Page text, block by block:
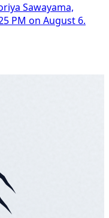
Sawayama,
PM on August 6.